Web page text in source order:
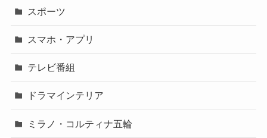
スポーツ
スマホ・アプリ
テレビ番組
ドラマインテリア
ミラノ・コルティナ五輪